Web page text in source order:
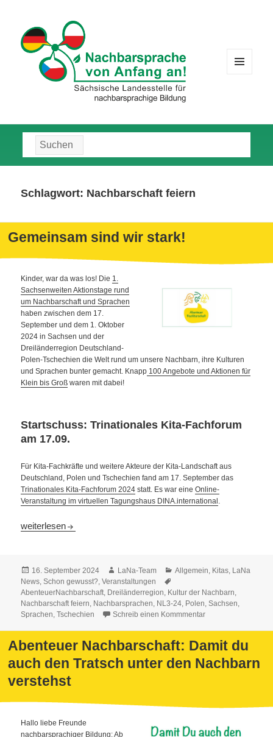
Suche
nach:
Schlagwort: Nachbarschaft feiern
Gemeinsam sind wir stark!
Kinder, war da was los! Die 1.
Sachsenweiten Aktionstage rund
um Nachbarschaft und Sprachen
haben zwischen dem 17.
September und dem 1. Oktober
2024 in Sachsen und der
Dreiländerregion Deutschland-
Polen-Tschechien die Welt rund um unsere Nachbarn, ihre Kulturen
und Sprachen bunter gemacht. Knapp 100 Angebote und Aktionen für
Klein bis Groß waren mit dabei!
Startschuss: Trinationales Kita-Fachforum
am 17.09.
Für Kita-Fachkräfte und weitere Akteure der Kita-Landschaft aus
Deutschland, Polen und Tschechien fand am 17. September das
Trinationales Kita-Fachforum 2024 statt. Es war eineOnline-
Veranstaltung im virtuellen Tagungshaus DINA.international .
Gemeinsam sind wir stark!
weiterlesen
Veröffentlicht
am
16. September 2024 Autor
LaNa-Team Kategorien
Allgemein, Kitas, LaNa
News,Schon gewusst?,Veranstaltungen
AbenteuerNachbarschaft, Dreiländerregion, Kultur der Nachbarn,
Nachbarschaft feiern, Nachbarsprachen, NL3-24, Polen,Sachsen,
Sprachen,Tschechien Schreib einen Kommmentar
Abenteuer Nachbarschaft: Damit du
auch den Tratsch unter den Nachbarn
verstehst
Hallo liebe Freunde
nachbarsprachiger Bildung: Ab